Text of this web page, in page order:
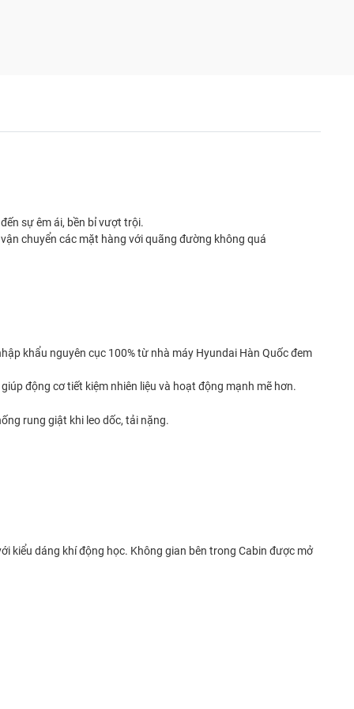
sự êm ái, bền bỉ vượt trội.
chuyển các mặt hàng với quãng đường không quá
khẩu nguyên cục 100% từ nhà máy Hyundai Hàn Quốc đem
động cơ tiết kiệm nhiên liệu và hoạt động mạnh mẽ hơn.
rung giật khi leo dốc, tải nặng.
kiểu dáng khí động học. Không gian bên trong Cabin được mở